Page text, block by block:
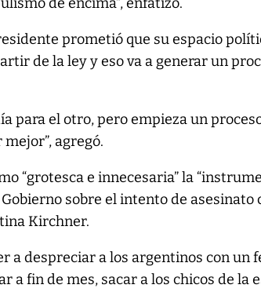
prometió que su espacio
de la ley y eso va a generar un
para el otro, pero empieza un
agregó.
“grotesca e innecesaria” la
sobre el intento de asesinato
Kirchner.
a despreciar a los argentinos con un
a fin de mes, sacar a los chicos de la